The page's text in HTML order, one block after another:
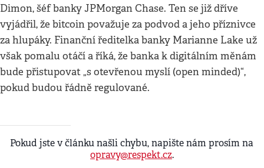
Dimon, šéf banky JPMorgan Chase. Ten se již dříve
vyjádřil, že bitcoin považuje za podvod a jeho příznivce
za hlupáky. Finanční ředitelka banky Marianne Lake už
však pomalu otáčí a říká, že banka k digitálním měnám
bude přistupovat „s otevřenou myslí (open minded)“,
pokud budou řádně regulované.
Pokud jste v článku našli chybu, napište nám prosím na
opravy@respekt.cz.